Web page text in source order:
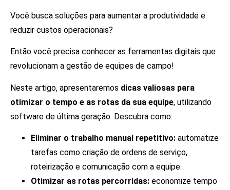
Você busca soluções para aumentar a produtividade e
reduzir custos operacionais?
Então você precisa conhecer as ferramentas digitais que
revolucionam a gestão de equipes de campo!
Neste artigo, apresentaremos dicas valiosas para
otimizar o tempo e as rotas da sua equipe, utilizando
software de última geração. Descubra como:
Eliminar o trabalho manual repetitivo: automatize
tarefas como criação de ordens de serviço,
roteirização e comunicação com a equipe.
Otimizar as rotas percorridas: economize tempo